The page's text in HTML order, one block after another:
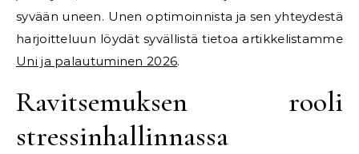
syvään uneen. Unen optimoinnista ja sen yhteydestä
harjoitteluun löydät syvällistä tietoa artikkelistamme
Uni ja palautuminen 2026.
Ravitsemuksen rooli
stressinhallinnassa